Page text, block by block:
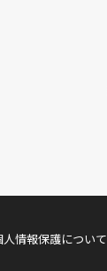
人情報保護について